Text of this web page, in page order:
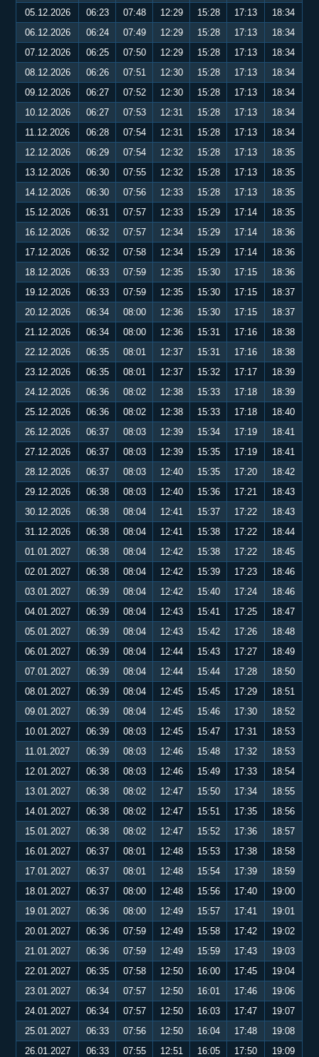
05.12.2026 06:23 07:48 12:29 15:28 17:13
18:34
06.12.2026
06:24 07:49 12:29 15:28 17:13
18:34
07.12.2026
06:25 07:50 12:29 15:28 17:13
18:34
08.12.2026
06:26 07:51 12:30 15:28 17:13
18:34
09.12.2026
06:27 07:52 12:30 15:28 17:13
18:34
10.12.2026
06:27 07:53 12:31 15:28 17:13
18:34
11.12.2026
06:28 07:54 12:31 15:28 17:13
18:34
12.12.2026
06:29 07:54 12:32 15:28 17:13
18:35
13.12.2026
06:30 07:55 12:32 15:28 17:13
18:35
14.12.2026
06:30 07:56 12:33 15:28 17:13
18:35
15.12.2026
06:31 07:57 12:33 15:29 17:14
18:35
16.12.2026
06:32 07:57 12:34 15:29 17:14
18:36
17.12.2026
06:32 07:58 12:34 15:29 17:14
18:36
18.12.2026
06:33 07:59 12:35 15:30 17:15
18:36
19.12.2026
06:33 07:59 12:35 15:30 17:15
18:37
20.12.2026
06:34 08:00 12:36 15:30 17:15
18:37
21.12.2026
06:34 08:00 12:36 15:31 17:16
18:38
22.12.2026
06:35 08:01 12:37 15:31 17:16
18:38
23.12.2026
06:35 08:01 12:37 15:32 17:17
18:39
24.12.2026
06:36 08:02 12:38 15:33 17:18
18:39
25.12.2026
06:36 08:02 12:38 15:33 17:18
18:40
26.12.2026
06:37 08:03 12:39 15:34 17:19
18:41
27.12.2026
06:37 08:03 12:39 15:35 17:19
18:41
28.12.2026
06:37 08:03 12:40 15:35 17:20
18:42
29.12.2026
06:38 08:03 12:40 15:36 17:21
18:43
30.12.2026
06:38 08:04 12:41 15:37 17:22
18:43
31.12.2026
06:38 08:04 12:41 15:38 17:22
18:44
01.01.2027
06:38 08:04 12:42 15:38 17:22
18:45
02.01.2027
06:38 08:04 12:42 15:39 17:23
18:46
03.01.2027
06:39 08:04 12:42 15:40 17:24
18:46
04.01.2027
06:39 08:04 12:43 15:41 17:25
18:47
05.01.2027
06:39 08:04 12:43 15:42 17:26
18:48
06.01.2027
06:39 08:04 12:44 15:43 17:27
18:49
07.01.2027
06:39 08:04 12:44 15:44 17:28
18:50
08.01.2027
06:39 08:04 12:45 15:45 17:29
18:51
09.01.2027
06:39 08:04 12:45 15:46 17:30
18:52
10.01.2027
06:39 08:03 12:45 15:47 17:31
18:53
11.01.2027
06:39 08:03 12:46 15:48 17:32
18:53
12.01.2027
06:38 08:03 12:46 15:49 17:33
18:54
13.01.2027
06:38 08:02 12:47 15:50 17:34
18:55
14.01.2027
06:38 08:02 12:47 15:51 17:35
18:56
15.01.2027
06:38 08:02 12:47 15:52 17:36
18:57
16.01.2027
06:37 08:01 12:48 15:53 17:38
18:58
17.01.2027
06:37 08:01 12:48 15:54 17:39
18:59
18.01.2027
06:37 08:00 12:48 15:56 17:40
19:00
19.01.2027
06:36 08:00 12:49 15:57 17:41
19:01
20.01.2027
06:36 07:59 12:49 15:58 17:42
19:02
21.01.2027
06:36 07:59 12:49 15:59 17:43
19:03
22.01.2027
06:35 07:58 12:50 16:00 17:45
19:04
23.01.2027
06:34 07:57 12:50 16:01 17:46
19:06
24.01.2027
06:34 07:57 12:50 16:03 17:47
19:07
25.01.2027
06:33 07:56 12:50 16:04 17:48
19:08
26.01.2027
06:33 07:55 12:51 16:05 17:50
19:09